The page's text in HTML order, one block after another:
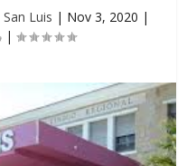
Luis | Nov 3, 2020 |
|